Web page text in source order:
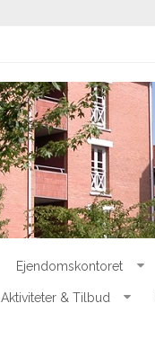
Ejendomskontoret
Aktiviteter & Tilbud